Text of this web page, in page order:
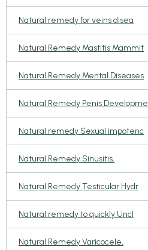
Natural remedy for veins disea
Natural Remedy Mastitis Mammit
Natural Remedy Mental Diseases
Natural Remedy Penis Developme
Natural remedy Sexual impotenc
Natural Remedy Sinusitis,
Natural Remedy Testicular Hydr
Natural remedy to quickly Uncl
Natural Remedy Varicocele,